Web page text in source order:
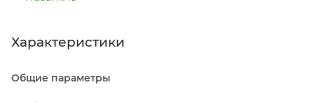
пяти полос. Для воспроизведения всего диапазона
как недорогих фронтальных динамиков.
Характеристики
Общие параметры